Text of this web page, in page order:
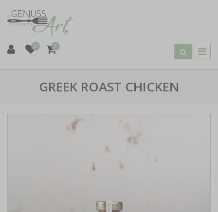
0 0
GREEK ROAST CHICKEN